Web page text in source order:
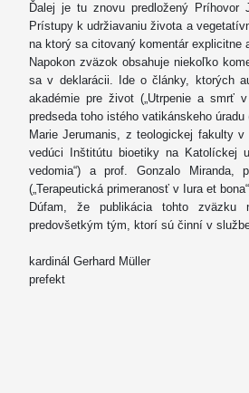
Ďalej je tu znovu predložený Príhovor
Prístupy k udržiavaniu života a
na ktorý sa citovaný komentár explicitne
Napokon zväzok obsahuje niekoľko
sa v deklarácii. Ide o články, ktorých
akadémie pre život („Utrpenie a smrť
predseda toho istého vatikánskeho
Marie Jerumanis, z teologickej fakulty v
vedúci Inštitútu bioetiky na Katolíckej
vedomia“) a prof. Gonzalo Miranda,
(„Terapeutická primeranosť v Iura et
Dúfam, že publikácia tohto zväzku
predovšetkým tým, ktorí sú činní v
kardinál Gerhard Müller
prefekt